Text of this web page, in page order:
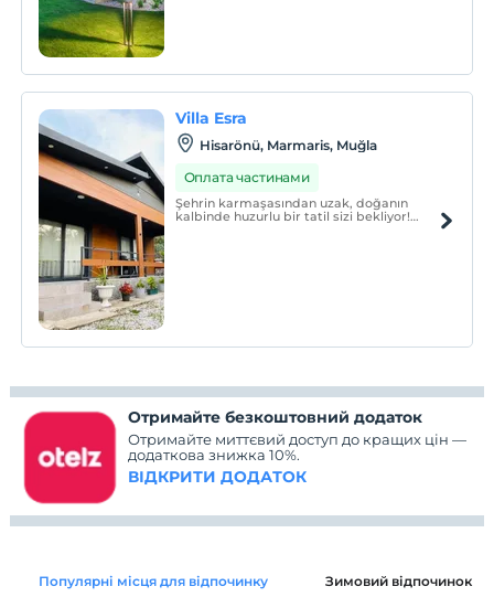
Villa Esra
Hisarönü, Marmaris, Muğla
Оплата частинами
Şehrin karmaşasından uzak, doğanın
kalbinde huzurlu bir tatil sizi bekliyor!
Отримайте безкоштовний додаток
Отримайте миттєвий доступ до кращих цін —
додаткова знижка 10%.
ВІДКРИТИ ДОДАТОК
Популярні місця для відпочинку Зимовий відпочинок